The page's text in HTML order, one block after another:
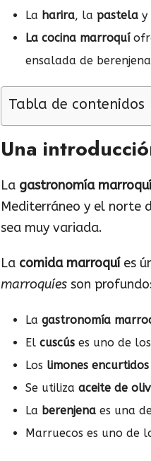
La harira, lapastela y
La cocina marroquí
ensalada de
Tabla de contenidos
Una
La gastronomía
Mediterráneo y el norte
sea muy variada.
La comida marroquíes
marroquíes son
Lagastronomía
Elcuscús es uno de
Los limones encurtidos
Se utilizaaceite de
La berenjena es una
Marruecos es uno de